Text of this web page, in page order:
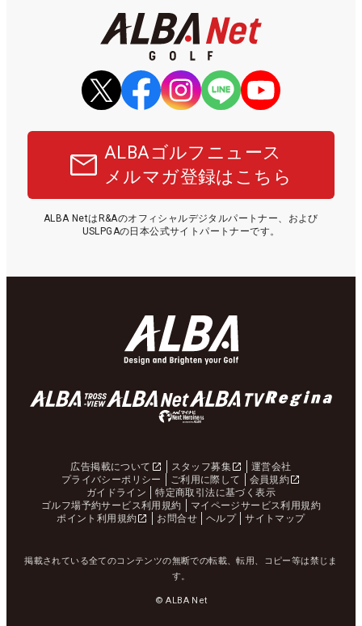
ALBAゴルフニュース
メルマガ登録はこちら
ALBA NetはR&Aのオフィシャルデジタルパートナー、および
USLPGAの日本公式サイトパートナーです。
広告掲載について スタッフ募集
運営会社
プライバシーポリシー
ご利用に際して
会員規約
ガイドライン
特定商取引法に基づく表示
ゴルフ場予約サービス利用規約
マイページサービス利用規約
ポイント利用規約
お問合せ ヘルプ サイトマップ
掲載されている全てのコンテンツの無断での転載、転用、コピー等は禁じま
す。
© ALBA Net